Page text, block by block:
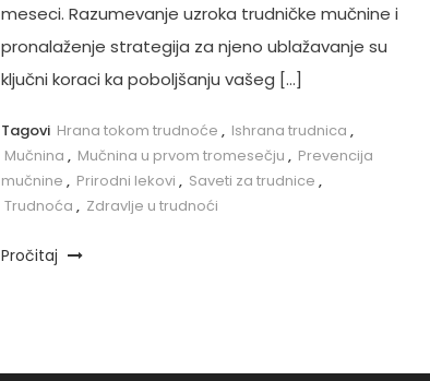
meseci. Razumevanje uzroka trudničke mučnine i
pronalaženje strategija za njeno ublažavanje su
ključni koraci ka poboljšanju vašeg […]
Tagovi Hrana tokom trudnoće , Ishrana trudnica ,
Mučnina , Mučnina u prvom tromesečju , Prevencija
mučnine , Prirodni lekovi , Saveti za trudnice ,
Trudnoća , Zdravlje u trudnoći
Pročitaj